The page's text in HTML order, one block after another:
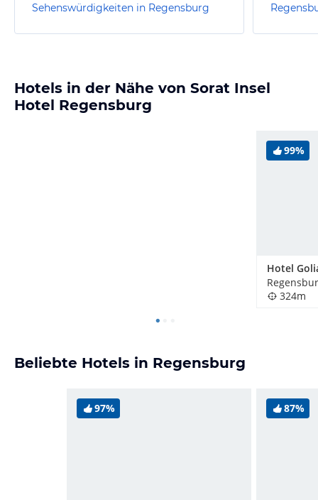
Sehenswürdigkeiten in Regensburg
Hotels in der Nähe von Sorat Insel
Hotel Regensburg
99%
Hotel
324m
Beliebte Hotels in Regensburg
97% 87%